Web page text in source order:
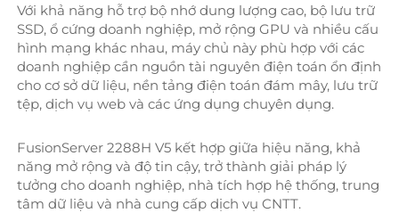
Với khả năng hỗ trợ bộ nhớ dung lượng cao, bộ lưu trữ
SSD, ổ cứng doanh nghiệp, mở rộng GPU và nhiều cấu
hình mạng khác nhau, máy chủ này phù hợp với các
doanh nghiệp cần nguồn tài nguyên điện toán ổn định
cho cơ sở dữ liệu, nền tảng điện toán đám mây, lưu trữ
tệp, dịch vụ web và các ứng dụng chuyên dụng.
FusionServer 2288H V5 kết hợp giữa hiệu năng, khả
năng mở rộng và độ tin cậy, trở thành giải pháp lý
tưởng cho doanh nghiệp, nhà tích hợp hệ thống, trung
tâm dữ liệu và nhà cung cấp dịch vụ CNTT.